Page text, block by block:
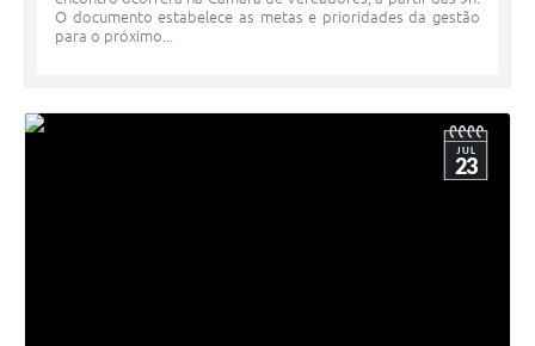
O documento estabelece as metas e prioridades da gestão
para o próximo...
JUL
23